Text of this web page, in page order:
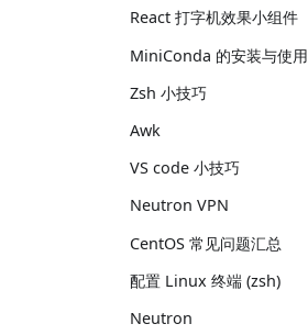
React 打字机效果小组件
MiniConda 的安装与使用
Zsh 小技巧
Awk
VS code 小技巧
Neutron VPN
CentOS 常见问题汇总
配置 Linux 终端 (zsh)
Neutron